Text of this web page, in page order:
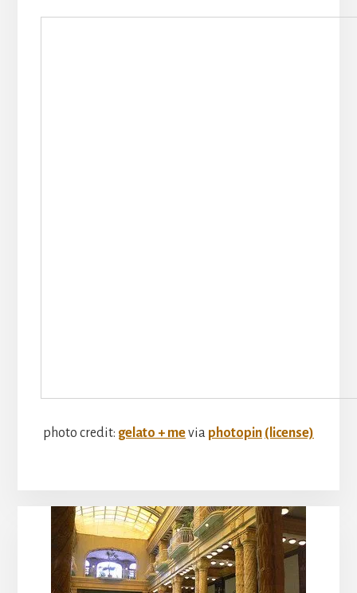
photo credit: gelato + mevia photopin (license)